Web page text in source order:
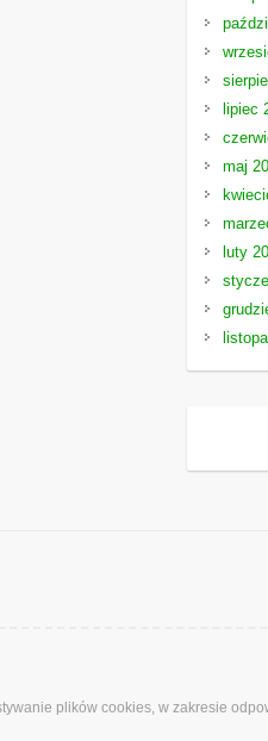
lipiec
maj
luty
plików cookies, w zakresie